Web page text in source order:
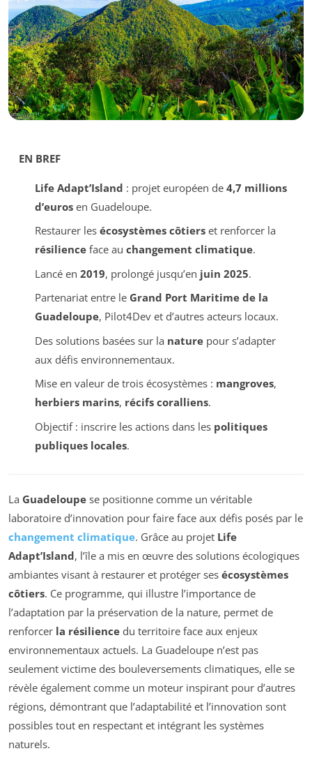
EN BREF
Life Adapt’Island : projet européen de 4,7 millions
d’eurosen Guadeloupe.
Restaurer les écosystèmes côtierset renforcer la
résilienceface au changement climatique.
Lancé en 2019, prolongé jusqu’en juin 2025.
Partenariat entre le Grand Port Maritime de la
Guadeloupe, Pilot4Dev et d’autres acteurs locaux.
Des solutions basées sur la naturepour s’adapter
aux défis environnementaux.
Mise en valeur de trois écosystèmes : mangroves,
herbiers marins, récifs coralliens.
Objectif : inscrire les actions dans les politiques
publiques locales.
La Guadeloupe se positionne comme un véritable
laboratoire d’innovation pour faire face aux défis posés par le
changement climatique. Grâce au projet Life
Adapt’Island, l’île a mis en œuvre des solutions écologiques
ambiantes visant à restaurer et protéger ses écosystèmes
côtiers. Ce programme, qui illustre l’importance de
l’adaptation par la préservation de la nature, permet de
renforcer la résilience du territoire face aux enjeux
environnementaux actuels. La Guadeloupe n’est pas
seulement victime des bouleversements climatiques, elle se
révèle également comme un moteur inspirant pour d’autres
régions, démontrant que l’adaptabilité et l’innovation sont
possibles tout en respectant et intégrant les systèmes
naturels.